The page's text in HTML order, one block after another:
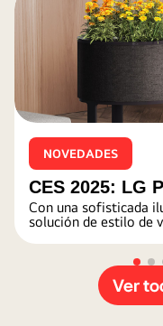
NOVEDADES
CES 2025: LG
INNOVADOR
JARDINERÍA
Con una sofisticada
solución de estilo de